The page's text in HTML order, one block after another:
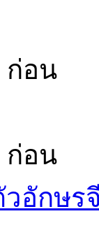
ก่อน
ก่อน
อักษร